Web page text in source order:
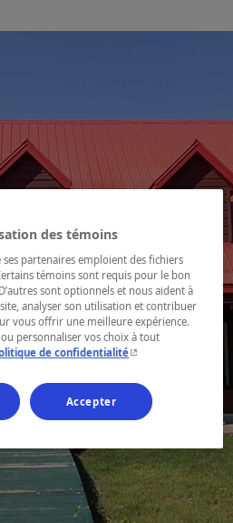
des témoins
partenaires emploient des fichiers
témoins sont requis pour le bon
sont optionnels et nous aident à
analyser son utilisation et contribuer
vous offrir une meilleure expérience.
personnaliser vos choix à tout
de confidentialité- Cet hyperlien
Accepter